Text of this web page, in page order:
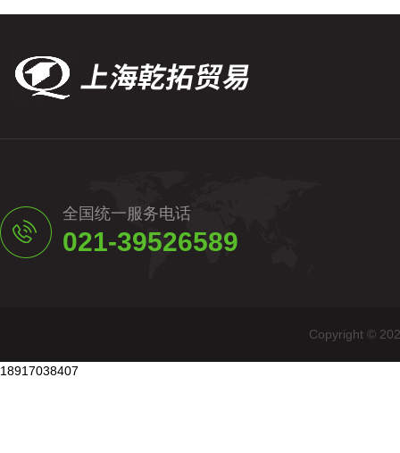
全国统一服务电话
021-39526589
Copyright ©
18917038407